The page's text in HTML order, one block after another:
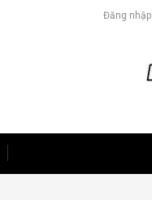
Đăng nhập